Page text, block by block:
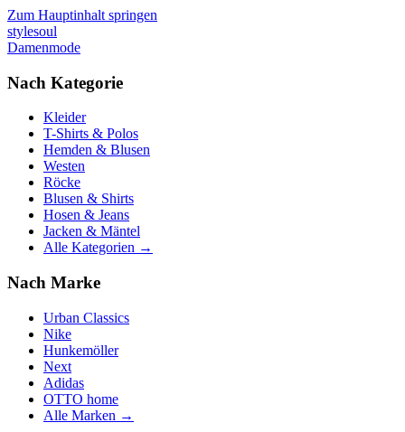
Zum Hauptinhalt springen
stylesoul
Damenmode
Nach Kategorie
Kleider
T-Shirts & Polos
Hemden & Blusen
Westen
Röcke
Blusen & Shirts
Hosen & Jeans
Jacken & Mäntel
Alle Kategorien →
Nach Marke
Urban Classics
Nike
Hunkemöller
Next
Adidas
OTTO home
Alle Marken →